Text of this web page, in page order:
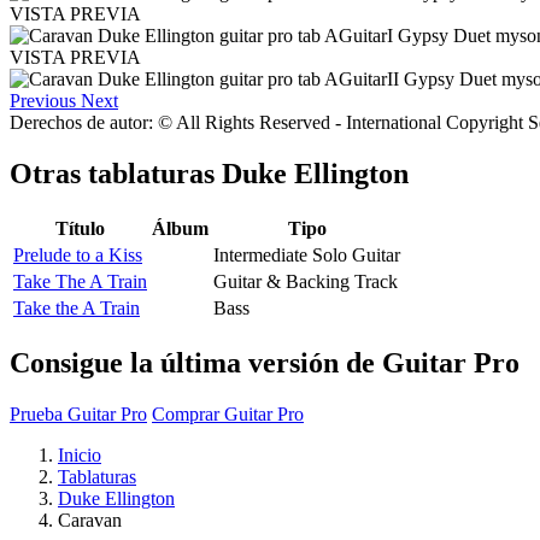
VISTA PREVIA
VISTA PREVIA
Previous Next
Derechos de autor: © All Rights Reserved - International Copyright
Otras tablaturas Duke Ellington
Título Álbum
Tipo
Prelude to a Kiss
Intermediate Solo Guitar
Take The A Train
Guitar & Backing Track
Take the A Train
Bass
Consigue la última versión de Guitar Pro
Prueba Guitar Pro Comprar Guitar Pro
Inicio
Tablaturas
Duke Ellington
Caravan